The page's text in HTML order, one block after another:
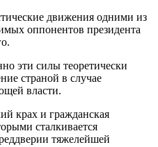
движения одними из
оппонентов президента
эти силы теоретически
страной в случае
власти.
крах и гражданская
сталкивается
тяжелейшей